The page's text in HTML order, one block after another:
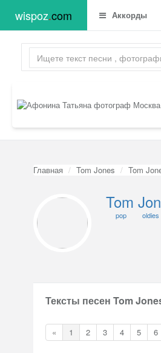
wispoz.com Аккорды
Главная Tom Jones Tom
Tom
pop oldies
Тексты песен Tom
« 1 2 3 4 5 6